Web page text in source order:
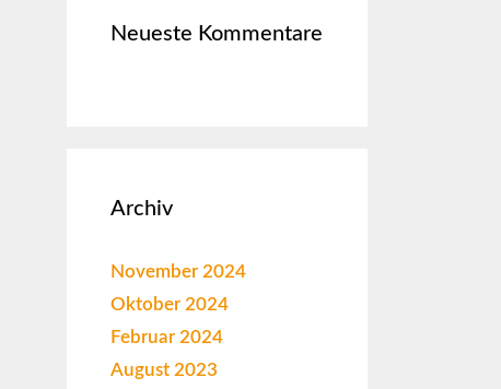
Neueste Kommentare
Archiv
November 2024
Oktober 2024
Februar 2024
August 2023